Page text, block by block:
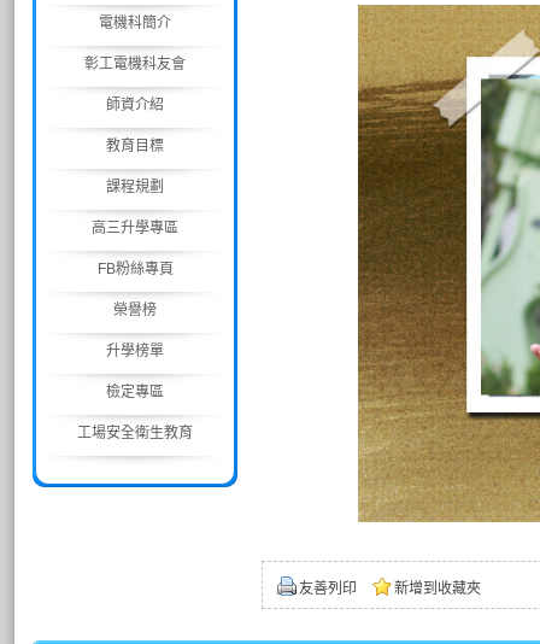
電機科簡介
彰工電機科友會
師資介紹
教育目標
課程規劃
高三升學專區
FB粉絲專頁
榮譽榜
升學榜單
檢定專區
工場安全衛生教育
友善列印 新增到收藏夾